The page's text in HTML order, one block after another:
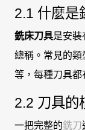
2.1 什麼是
銑床刀具是安裝
總稱。常見的類
等，每種刀具都
2.2 刀具的
一把完整的銑刀